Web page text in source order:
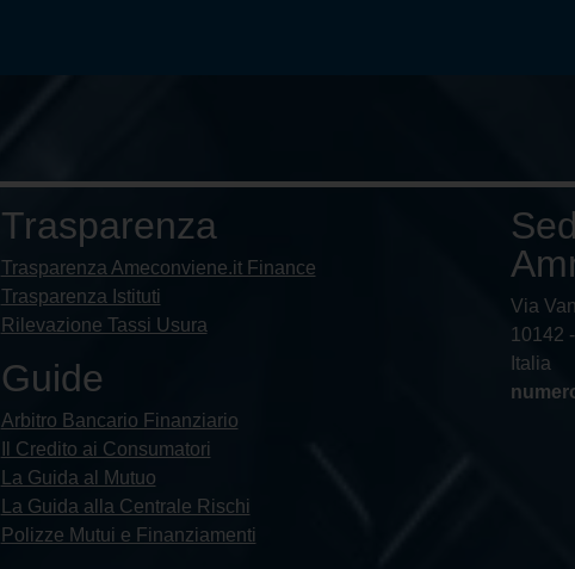
Trasparenza
Trasparenza Ameconviene.it Finance
Trasparenza Istituti
Rilevazione Tassi Usura
Guide
Arbitro Bancario Finanziario
Il Credito ai Consumatori
La Guida al Mutuo
La Guida alla Centrale Rischi
Polizze Mutui e Finanziamenti
Via
10142
Italia